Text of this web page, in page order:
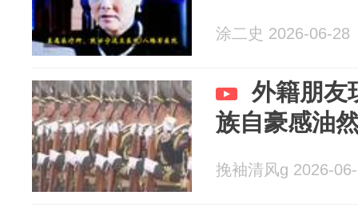
涂二史 2026-06-28
外籍朋友
族自豪感油
挽袖清风g 2026-